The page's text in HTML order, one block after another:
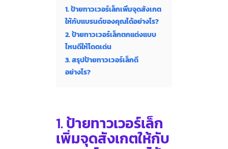
1. ป้ายทาวเวอร์เล็กเพิ่มจุดสังเกต
ให้กับแบรนด์ของคุณได้อย่างไร?
2. ป้ายทาวเวอร์เล็กตกแต่งแบบ
ไหนดีให้โดดเด่น
3. สรุปป้ายทาวเวอร์เล็กดี
อย่างไร?
1.ป้ายทาวเวอร์เล็ก
เพิ่มจุดสังเกตให้กับ